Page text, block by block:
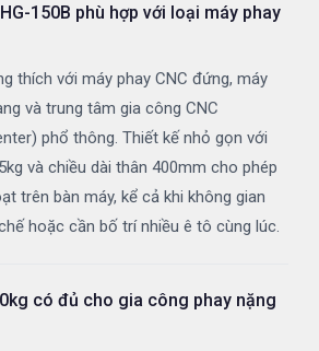
150B phù hợp với loại máy phay
thích với máy phay CNC đứng, máy
và trung tâm gia công CNC
phổ thông. Thiết kế nhỏ gọn với
và chiều dài thân 400mm cho phép
trên bàn máy, kể cả khi không gian
hoặc cần bố trí nhiều ê tô cùng lúc.
có đủ cho gia công phay nặng